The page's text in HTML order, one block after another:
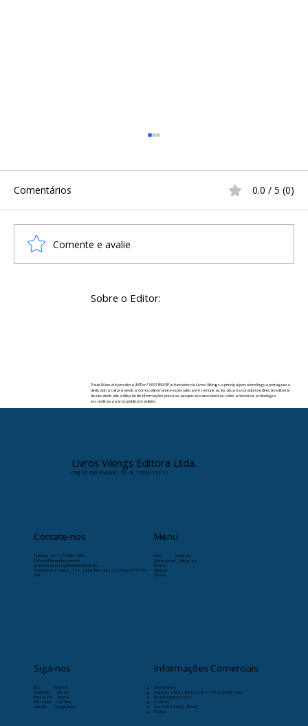
A Infância na Era Viking: Sobrevivência,
Comentários 0.0 / 5 (0)
Comente e avalie
Sobre o Editor:
Paulo Marsal é jornalista (MTb nº 0091859/SP) e fundador da Livros Vikings, o principal portal em língua portuguesa
dedicado à cultura nórdica. Como palestrante e especialista em comunicação, atua na curadoria e direção editorial
do site, dedicado à difusão de informações precisas, pesquisas e descobertas sobre a história e a mitologia
escandinava para o público brasileiro.
Livros Vikings Editora Ltda.
CNPJ: 35.663.864/0001-78 · IE: 128201172111
Contate-nos
Telefone:+55 (11) 9-8263-4066
SAC: sac@livrosvikings.com.br
Originais: originais@livrosvikings.com.br
Endereço: Av. Paulista, 171 4º andar, Bela Vista, São Paulo-SP, 01310-
000
Menu
Início
Læristaðr
Quem somos
VikingCast
Notícias
Publique
Livraria
Siga-nos
RSS
Pinterest
Facebook
Deezer
Instagram
Spotify
WhatsApp
YouTube
Linkedin
Google News
Informações Comerciais
Atendimento:
Segunda a sexta-feira das 8h as 17h (exceto feriado)
Livraria Especializada:
24 horas
Prazo de Entrega (Brasil):
30 dias